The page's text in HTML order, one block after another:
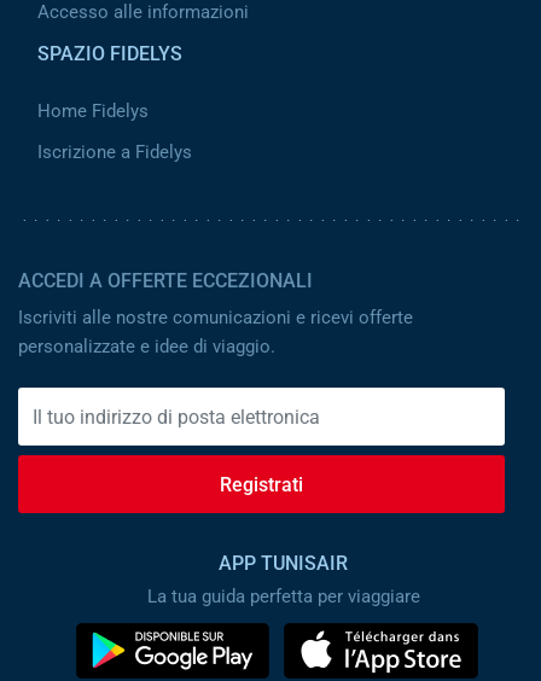
Accesso alle informazioni
SPAZIO FIDELYS
Home Fidelys
Iscrizione a Fidelys
ACCEDI A OFFERTE ECCEZIONALI
Iscriviti alle nostre comunicazioni e ricevi offerte
personalizzate e idee di viaggio.
Registrati
APP TUNISAIR
La tua guida perfetta per viaggiare